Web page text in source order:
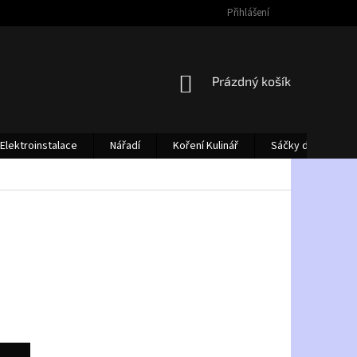
Přihlášení
NÁKUPNÍ
Prázdný košík
Elektroinstalace Nářadí Koření Kulinář
Sáčky do